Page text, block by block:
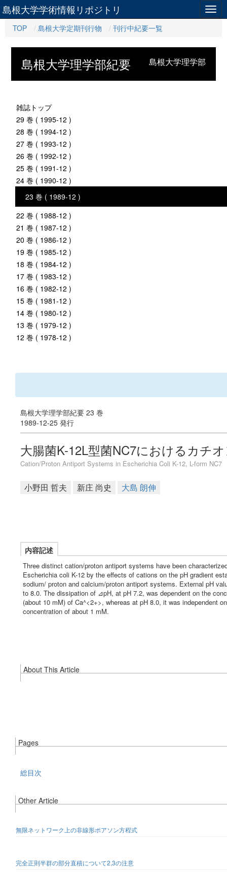
島根大学学術情報リポジトリ
TOP 島根大学定期刊行物 刊行中紀要一覧
島根大学理学部
島根大学理学部紀要
雑誌トップ
29 巻 ( 1995-12 )
28 巻 ( 1994-12 )
27 巻 ( 1993-12 )
26 巻 ( 1992-12 )
25 巻 ( 1991-12 )
24 巻 ( 1990-12 )
23 巻 ( 1989-12 )
22 巻 ( 1988-12 )
21 巻 ( 1987-12 )
20 巻 ( 1986-12 )
19 巻 ( 1985-12 )
18 巻 ( 1984-12 )
17 巻 ( 1983-12 )
16 巻 ( 1982-12 )
15 巻 ( 1981-12 )
14 巻 ( 1980-12 )
13 巻 ( 1979-12 )
12 巻 ( 1978-12 )
島根大学理学部紀要 23 巻
1989-12-25 発行
大腸菌K-12L型菌NC7におけるカチ
Cation/Proton Antiport Systems in Escherichia Coli K-12, L-form NC7
小野田 哲夫 新庄 尚史 大島 朗伸
内容記述
Three distinct cation/proton antiport systems have been
Escherichia coli K-12 by the effects of cations on the pH gradient
sodium/ proton and calcium/proton antiport systems. External pH
to 8.0. The dissipation of ⊿pH, at pH 7.2, was dependent on the
(about 10 mM) of Ca^<2+>, whereas at pH 8.0, it was independent
concentration of about 1 mM.
About This Article
Pages
総目次
Other Article
無限ネットワーク上の非線形ポアソン方程式
完全正則半群の部分直積について2,3の注意